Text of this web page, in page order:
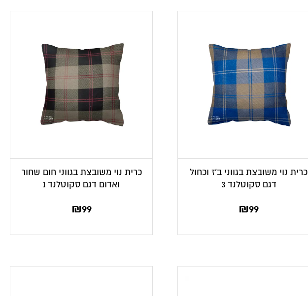
כרית נוי משובצת בגווני ב’ז וכחול
דגם סקוטלנד 3
₪99
כרית נוי משובצת בגווני חום שחור
ואדום דגם סקוטלנד 1
₪99